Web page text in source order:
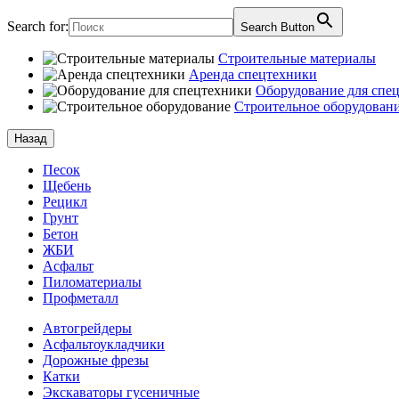
Search for: Search Button
Строительные материалы
Аренда спецтехники
Оборудование для
Строительное
Назад
Песок
Щебень
Рецикл
Грунт
Бетон
ЖБИ
Асфальт
Пиломатериалы
Профметалл
Автогрейдеры
Асфальто­укладчики
Дорожные фрезы
Катки
Экскаваторы гусеничные